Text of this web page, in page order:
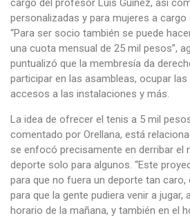
cargo del profesor Luis Guiñez, así
personalizadas y para mujeres a cargo
“Para ser socio también se puede
una cuota mensual de 25 mil pesos”,
puntualizó que la membresía da
participar en las asambleas, ocupar
accesos a las instalaciones y más.
La idea de ofrecer el tenis a 5 mil
comentado por Orellana, está
se enfocó precisamente en derribar el
deporte solo para algunos. “Este
para que no fuera un deporte tan caro,
para que la gente pudiera venir a jugar,
horario de la mañana, y también en el